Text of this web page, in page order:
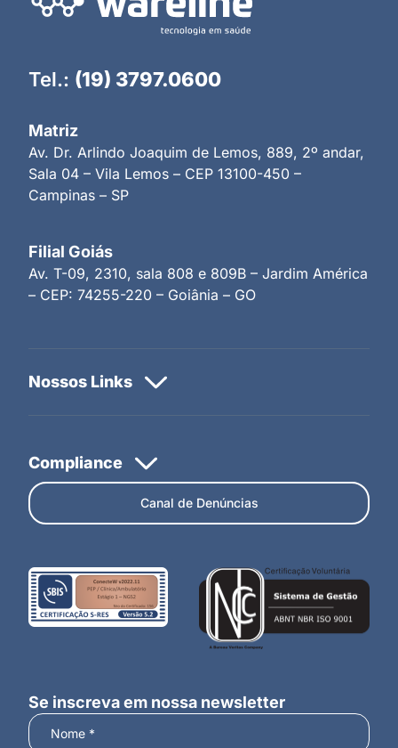
Tel.: (19) 3797.0600
Matriz
Av. Dr. Arlindo Joaquim de Lemos, 889, 2º andar,
Sala 04 – Vila Lemos – CEP 13100-450 –
Campinas – SP
Filial Goiás
Av. T-09, 2310, sala 808 e 809B – Jardim América
– CEP: 74255-220 – Goiânia – GO
Canal de Denúncias
Se inscreva em nossa newsletter